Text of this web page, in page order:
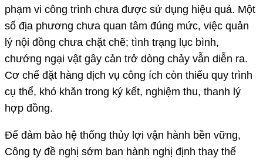
phạm vi công trình chưa được sử dụng hiệu quả. Một
số địa phương chưa quan tâm đúng mức, việc quản
lý nội đồng chưa chặt chẽ; tình trạng lục bình,
chướng ngại vật gây cản trở dòng chảy vẫn diễn ra.
Cơ chế đặt hàng dịch vụ công ích còn thiếu quy trình
cụ thể, khó khăn trong ký kết, nghiệm thu, thanh lý
hợp đồng.
Để đảm bảo hệ thống thủy lợi vận hành bền vững,
Công ty đề nghị sớm ban hành nghị định thay thế